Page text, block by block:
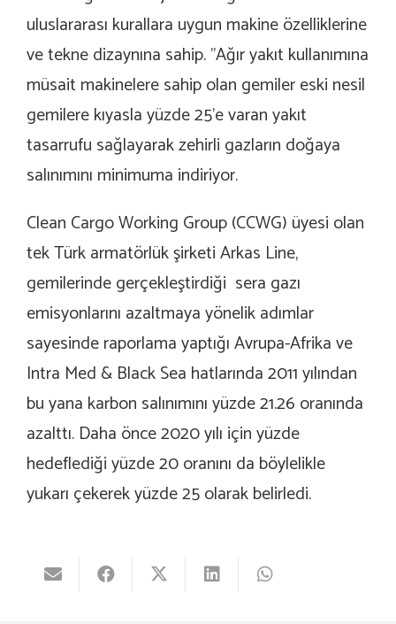
uluslararası kurallara uygun makine özelliklerine
ve tekne dizaynına sahip. ’’Ağır yakıt kullanımına
müsait makinelere sahip olan gemiler eski nesil
gemilere kıyasla yüzde 25’e varan yakıt
tasarrufu sağlayarak zehirli gazların doğaya
salınımını minimuma indiriyor.
Clean Cargo Working Group (CCWG) üyesi olan
tek Türk armatörlük şirketi Arkas Line,
gemilerinde gerçekleştirdiği sera gazı
emisyonlarını azaltmaya yönelik adımlar
sayesinde raporlama yaptığı Avrupa-Afrika ve
Intra Med & Black Sea hatlarında 2011 yılından
bu yana karbon salınımını yüzde 21.26 oranında
azalttı. Daha önce 2020 yılı için yüzde
hedeflediği yüzde 20 oranını da böylelikle
yukarı çekerek yüzde 25 olarak belirledi.